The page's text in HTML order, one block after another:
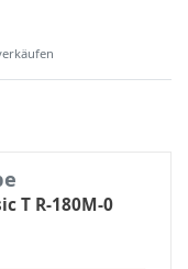
T R-180M-0